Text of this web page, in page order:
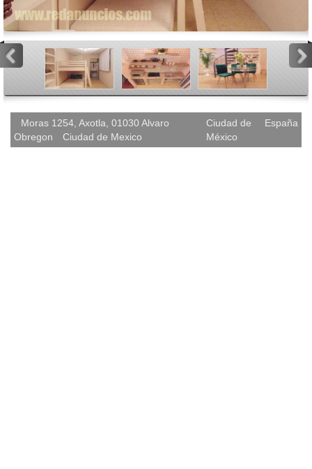
Moras 1254, Axotla, 01030 Alvaro
Obregon
Ciudad de Mexico
Ciudad de
México
España